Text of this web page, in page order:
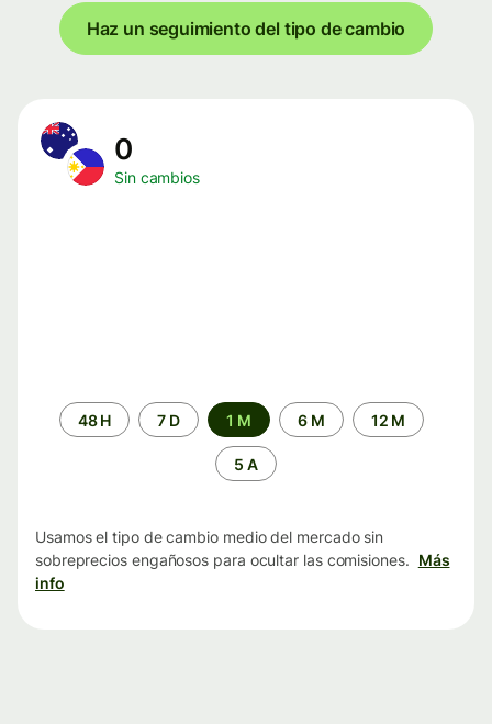
Haz un seguimiento del tipo de cambio
0
Sin cambios
Periodo48 H 7 D 1 M 6 M 12 M
5 A
Usamos el tipo de cambio medio del mercado sin
sobreprecios engañosos para ocultar las comisiones. Más
info